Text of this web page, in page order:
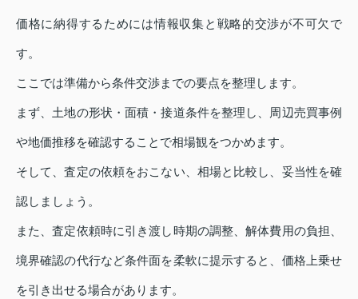
価格に納得するためには情報収集と戦略的交渉が不可欠で
す。
ここでは準備から条件交渉までの要点を整理します。
まず、土地の形状・面積・接道条件を整理し、周辺売買事例
や地価推移を確認することで相場観をつかめます。
そして、査定の依頼をおこない、相場と比較し、妥当性を確
認しましょう。
また、査定依頼時に引き渡し時期の調整、解体費用の負担、
境界確認の代行など条件面を柔軟に提示すると、価格上乗せ
を引き出せる場合があります。